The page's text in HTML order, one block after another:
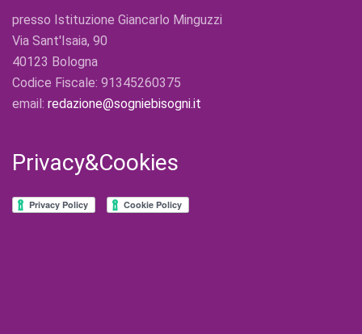
presso Istituzione Giancarlo Minguzzi
Via Sant'Isaia, 90
40123 Bologna
Codice Fiscale: 91345260375
email: redazione@sogniebisogni.it
Privacy&Cookies